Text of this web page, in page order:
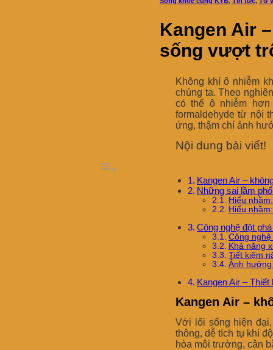
Kangen Air
sống vượt
Không khí ô nhiễm
chúng ta. Theo
có thể ô nhiễm
formaldehyde từ nội
ứng, thậm chí ảnh
Nội dung bài viết!
Kangen Air –
Những sai lầm
Hiểu
Hiểu
Công nghệ đột
Công nghệ
Khả năng
Tiết kiệm
Ảnh
Kangen Air –
Kangen Air –
Với lối sống hiện
thông, dễ tích tụ khí
hòa môi trường, cân